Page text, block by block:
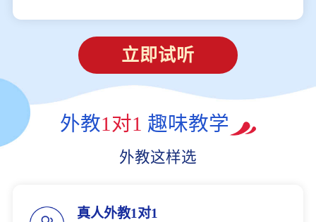
立即试听
外教1对1 趣味教学
外教这样选
真人外教1对1